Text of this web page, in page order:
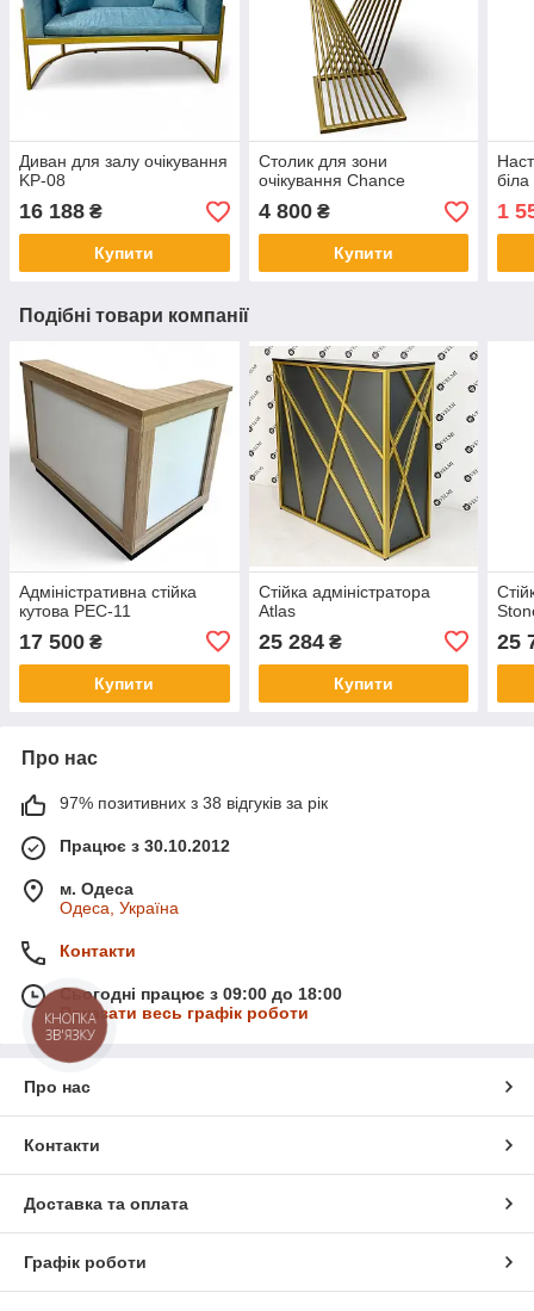
Диван для залу очікування
KP-08
16 188 ₴
Купити
Столик для зони
очікування Chance
4 800₴
Купити
біла
1
Подібні товари компанії
Адміністративна стійка
кутова PEC-11
17 500 ₴
Купити
Стійка адміністратора
Atlas
25 284₴
Купити
25
Про нас
97% позитивних з 38 відгуків за рік
Працює з 30.10.2012
м. Одеса
Одеса, Україна
Контакти
Сьогодні працює з 09:00 до 18:00
Показати весь графік роботи
Про нас
Контакти
Доставка та оплата
Графік роботи
КНОПКА
ЗВ'ЯЗКУ